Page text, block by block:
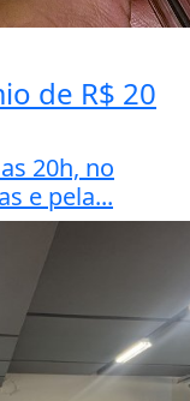
de R$ 20
20h, no
e pela...